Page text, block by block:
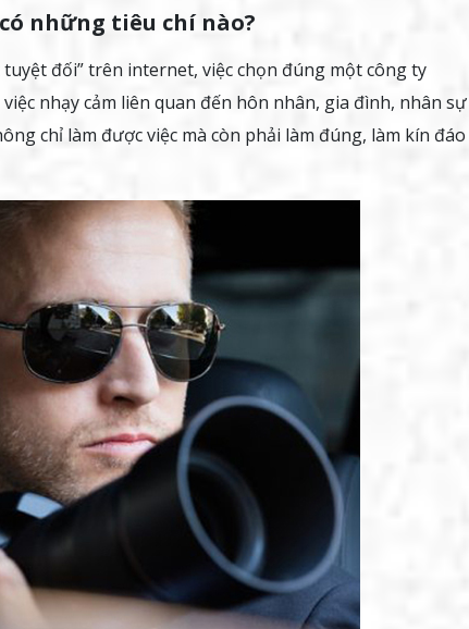
những tiêu chí nào?
tuyệt đối” trên internet, việc chọn đúng một công ty
nhạy cảm liên quan đến hôn nhân, gia đình, nhân sự
chỉ làm được việc mà còn phải làm đúng, làm kín đáo